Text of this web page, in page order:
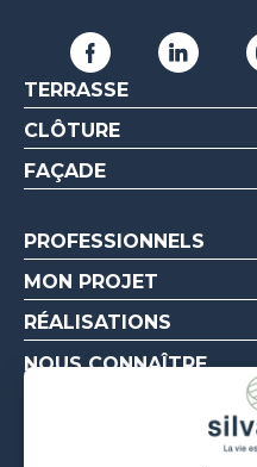
TERRASSE
CLÔTURE
FAÇADE
PROFESSIONNELS
MON PROJET
RÉALISATIONS
NOUS CONNAÎTRE